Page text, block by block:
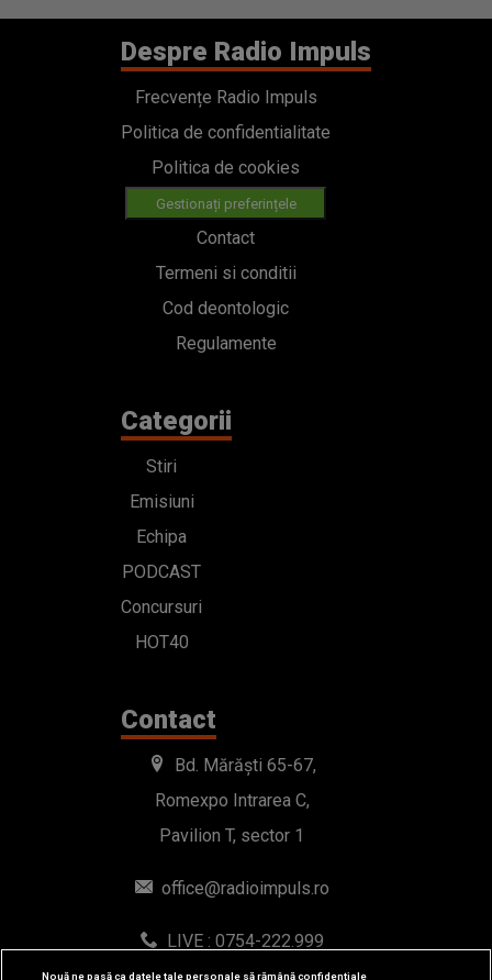
Despre Radio Impuls
Frecvențe Radio Impuls
Politica de confidentialitate
Politica de cookies
Gestionați preferințele
Contact
Termeni si conditii
Cod deontologic
Regulamente
Categorii
Stiri
Emisiuni
Echipa
PODCAST
Concursuri
HOT40
Contact
Bd. Mărăști 65-67,
Romexpo Intrarea C,
Pavilion T, sector 1
office@radioimpuls.ro
LIVE : 0754-222.999
WhatsApp: 0754-222.999
Nouă ne pasă ca datele tale personale să rămână confidențiale